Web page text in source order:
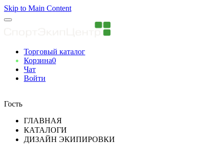
Skip to Main Content
Торговый каталог
Корзина0
Чат
Войти
Гость
ГЛАВНАЯ
КАТАЛОГИ
ДИЗАЙН ЭКИПИРОВКИ